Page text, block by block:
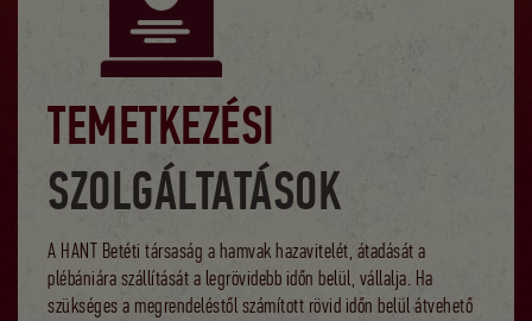
TEMETKEZÉSI
SZOLGÁLTATÁSOK
A HANT Betéti társaság a hamvak hazavitelét, átadását a
plébániára szállítását a legrövidebb időn belül, vállalja. Ha
szükséges a megrendeléstől számított rövid időn belül átvehető